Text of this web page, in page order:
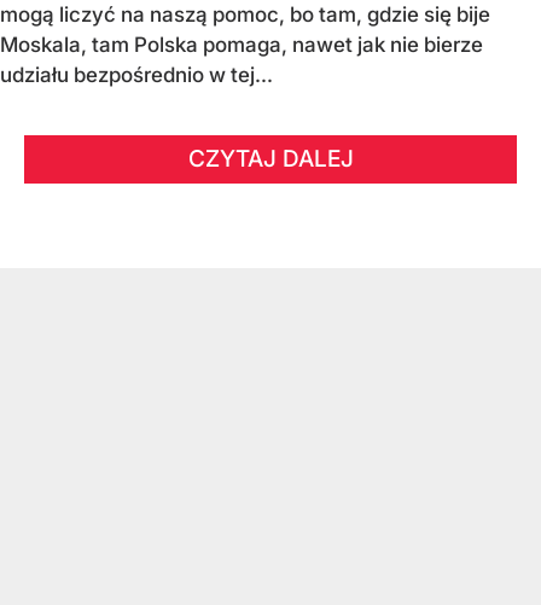
mogą liczyć na naszą pomoc, bo tam, gdzie się bije
Moskala, tam Polska pomaga, nawet jak nie bierze
udziału bezpośrednio w tej...
CZYTAJ DALEJ